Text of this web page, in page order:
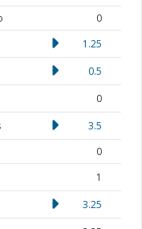
0
1.25
0.5
0
3.5
0
1
3.25